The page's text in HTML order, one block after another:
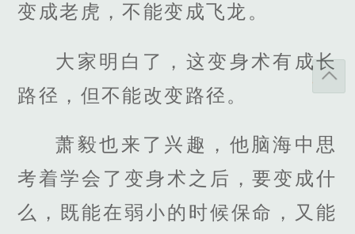
变成老虎，不能变成飞龙。
大家明白了，这变身术有成长
路径，但不能改变路径。
萧毅也来了兴趣，他脑海中思
考着学会了变身术之后，要变成什
么，既能在弱小的时候保命，又能